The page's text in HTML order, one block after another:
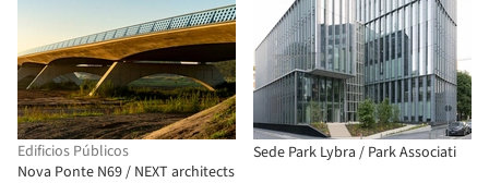
Edificios Públicos
Nova Ponte N69 / NEXT architects
Sede Park Lybra / Park Associati